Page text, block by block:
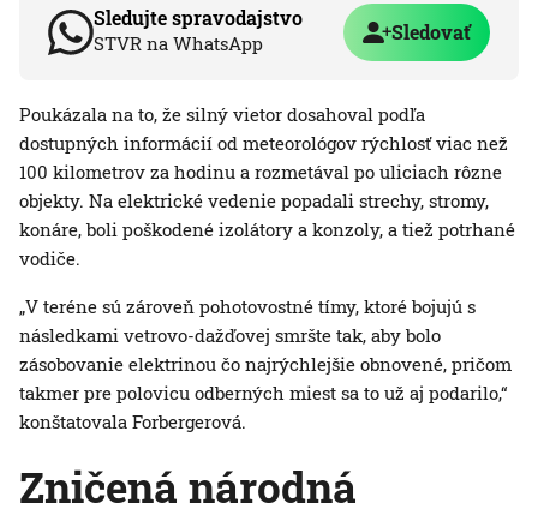
Sledujte spravodajstvo
STVR na WhatsApp Sledovať
Poukázala na to, že silný vietor dosahoval podľa
dostupných informácií od meteorológov rýchlosť viac než
100 kilometrov za hodinu a rozmetával po uliciach rôzne
objekty. Na elektrické vedenie popadali strechy, stromy,
konáre, boli poškodené izolátory a konzoly, a tiež potrhané
vodiče.
„V teréne sú zároveň pohotovostné tímy, ktoré bojujú s
následkami vetrovo-dažďovej smršte tak, aby bolo
zásobovanie elektrinou čo najrýchlejšie obnovené, pričom
takmer pre polovicu odberných miest sa to už aj podarilo,“
konštatovala Forbergerová.
Zničená národná